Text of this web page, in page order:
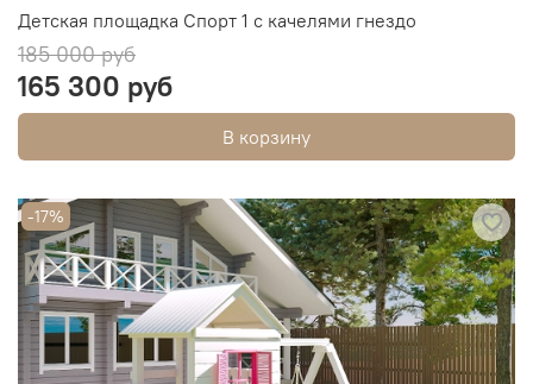
Детская площадка Спорт 1 с качелями гнездо
185 000 руб
165 300 руб
В корзину
-17%